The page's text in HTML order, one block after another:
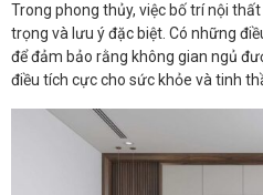
Trong phong thủy, việc bố trí nội
trọng và lưu ý đặc biệt. Có những
để đảm bảo rằng không gian ngủ
điều tích cực cho sức khỏe và tinh